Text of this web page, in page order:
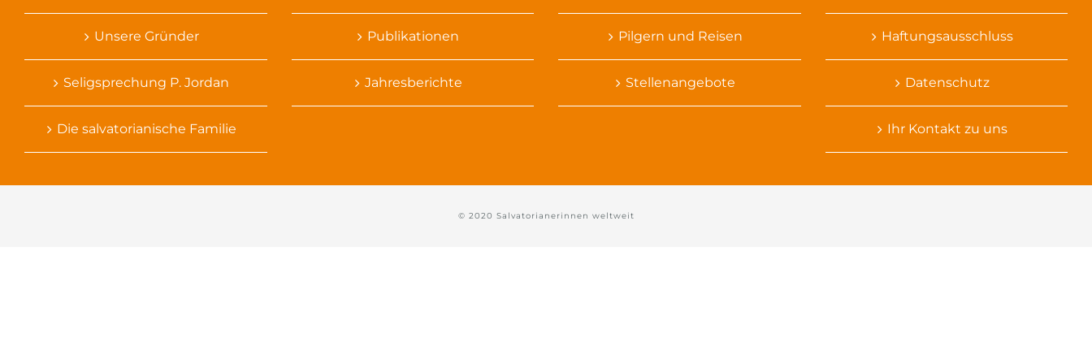
Unsere Gründer
Seligsprechung P. Jordan
Die salvatorianische Familie
Publikationen
Jahresberichte
Pilgern und Reisen
Stellenangebote
Haftungsausschluss
Datenschutz
Ihr Kontakt zu uns
© 2020 Salvatorianerinnen weltweit